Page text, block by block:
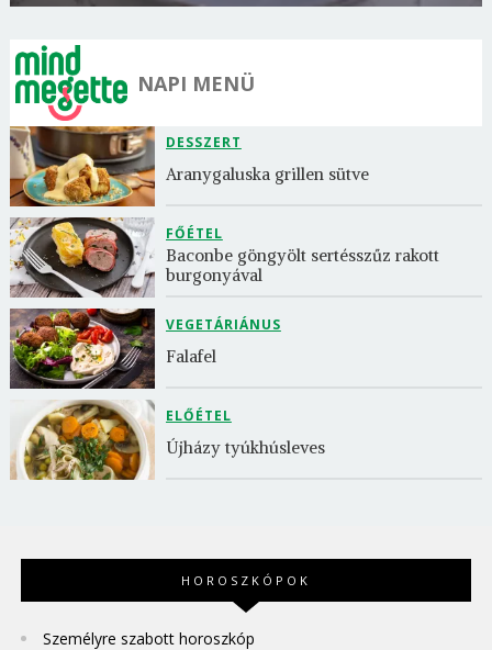
NAPI MENÜ
DESSZERT
Aranygaluska grillen sütve
FŐÉTEL
Baconbe göngyölt sertésszűz rakott
burgonyával
VEGETÁRIÁNUS
Falafel
ELŐÉTEL
Újházy tyúkhúsleves
HOROSZKÓPOK
Személyre szabott horoszkóp